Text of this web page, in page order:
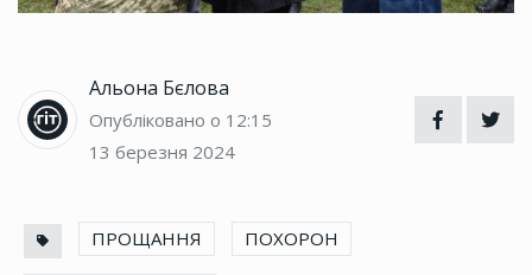
Альона Бєлова
Опубліковано о 12:15
13 березня 2024
ПРОЩАННЯ ПОХОРОН